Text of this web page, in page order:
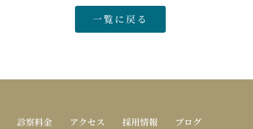
一覧に戻る
診察料金 アクセス 採用情報 ブログ